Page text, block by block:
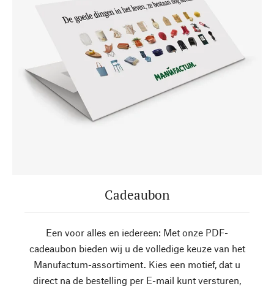
Cadeaubon
Een voor alles en iedereen: Met onze PDF-
cadeaubon bieden wij u de volledige keuze van het
Manufactum-assortiment. Kies een motief, dat u
direct na de bestelling per E-mail kunt versturen,